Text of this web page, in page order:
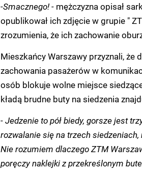
-Smacznego! - mężczyzna opisał
opublikował ich zdjęcie w grupie "
zrozumienia, że ich zachowanie
Mieszkańcy Warszawy przyznali,
zachowania pasażerów w
osób blokuje wolne miejsce
kładą brudne buty na siedzenia
-Jedzenie to pół biedy, gorsze jest
rozwalanie się na trzech
Nie rozumiem dlaczego ZTM
poręczy naklejki z przekreślonym